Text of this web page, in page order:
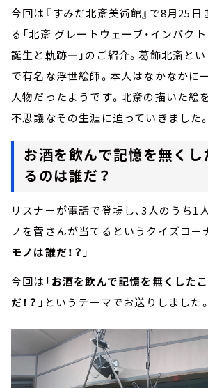
今回は『すみだ北斎美術館』で8月25
る「北斎 グレートウェーブ・インパク
誕生と軌跡―」のご紹介。葛飾北斎とい
で有名な浮世絵師。本人はなかなかに
人物だったようです。北斎の描いた絵
不思議なその生涯に迫っていきました。
お酒を飲んで記憶を無くし
るのは誰だ？
リスナーが電話で登場し、3人のうち1
ノを菅さんが当てるというクイズコー
モノは誰だ！？ 」
今回は「お酒を飲んで記憶を無くした
だ！？ 」というテーマでお送りしました。